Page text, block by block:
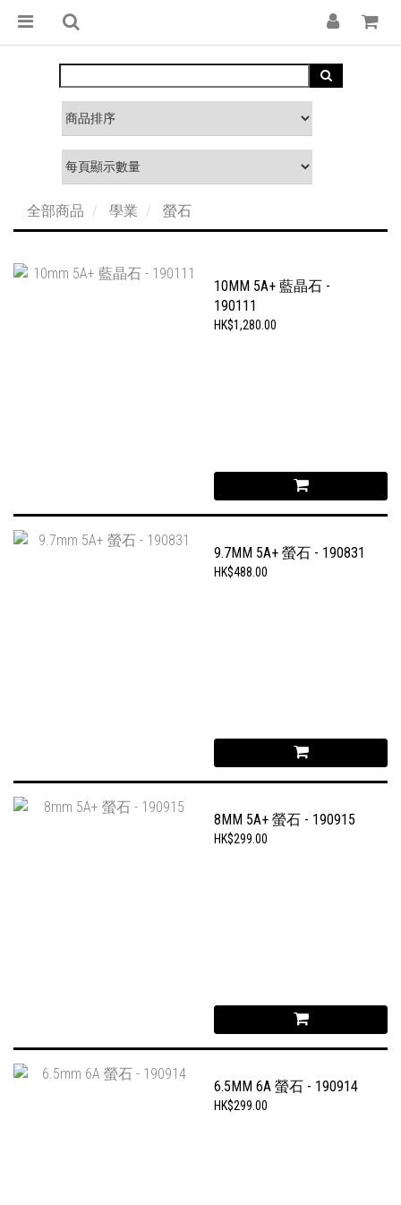
全部商品 學業 螢石
10MM 5A+ 藍晶石 -
190111
HK$1,280.00
9.7MM 5A+ 螢石 - 190831
HK$488.00
8MM 5A+ 螢石 - 190915
HK$299.00
6.5MM 6A 螢石 - 190914
HK$299.00